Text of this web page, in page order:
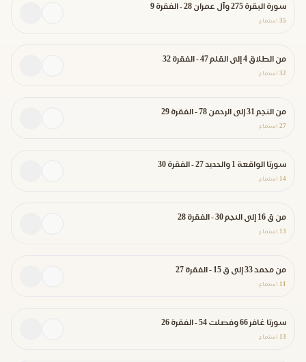
سورة البقرة 275 وآل عمران 28 - الفقرة 9
35 استماع
من الطلاق 4 إلى القلم 47 - الفقرة 32
32 استماع
من النجم 31 إلى الرحمن 78 - الفقرة 29
27 استماع
سورتا الواقعة 1 والحديد 27 - الفقرة 30
14 استماع
من ق 16 إلى النجم 30 - الفقرة 28
13 استماع
من محمد 33 إلى ق 15 - الفقرة 27
11 استماع
سورتا غافر 66 وفصلت 54 - الفقرة 26
13 استماع